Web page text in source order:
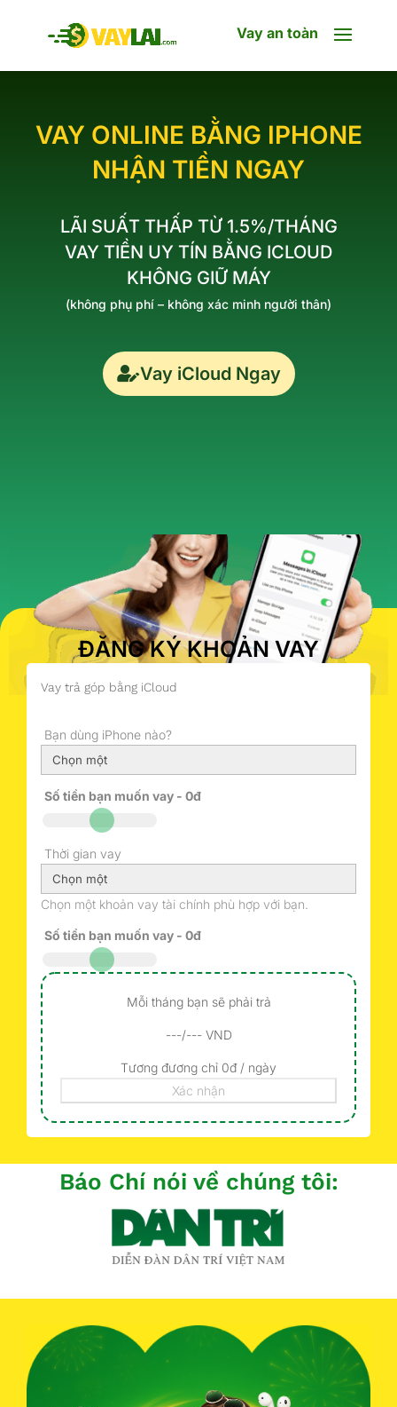
Vay an toàn
VAY ONLINE BẰNG IPHONE
NHẬN TIỀN NGAY
LÃI SUẤT THẤP TỪ 1.5%/THÁNG
VAY TIỀN UY TÍN BẰNG ICLOUD
KHÔNG GIỮ MÁY
(không phụ phí – không xác minh người thân)
Vay iCloud Ngay
ĐĂNG KÝ KHOẢN VAY
Vay trả góp bằng iCloud
Bạn dùng iPhone nào?
Số tiền bạn muốn vay - 0đ
Thời gian vay
Chọn một khoản vay tài chính phù hợp với bạn.
Số tiền bạn muốn vay - 0đ
Mỗi tháng bạn sẽ phải trả
---/--- VND
Tương đương chỉ 0đ / ngày
Xác nhận
Báo Chí nói về chúng tôi: